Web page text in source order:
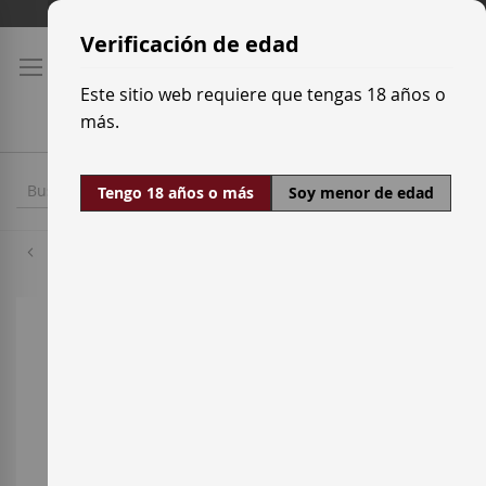
contenido
Verificación de edad
Este sitio web requiere que tengas 18 años o
más.
Tengo 18 años o más Soy menor de edad